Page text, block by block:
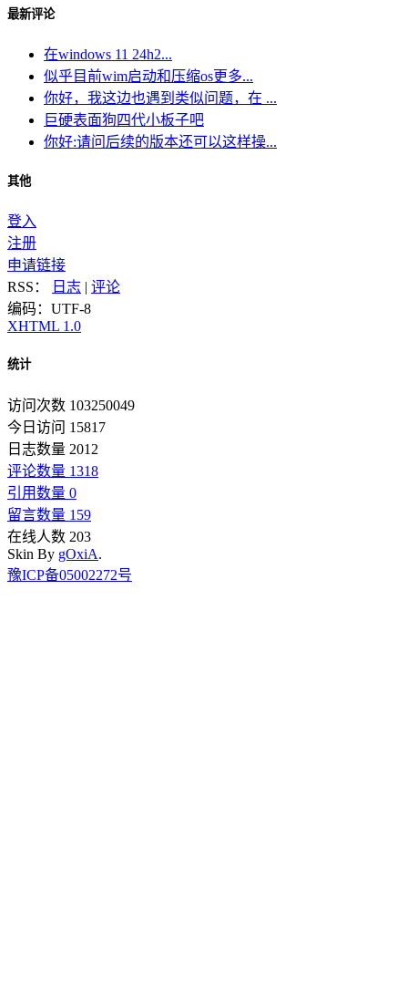
最新评论
在windows 11 24h2...
似乎目前wim启动和压缩os更多...
你好，我这边也遇到类似问题，在 ...
巨硬表面狗四代小板子吧
你好:请问后续的版本还可以这样操...
其他
登入
注册
申请链接
RSS：
日志 | 评论
编码：UTF-8
XHTML 1.0
统计
访问次数 103250049
今日访问 15817
日志数量 2012
评论数量 1318
引用数量 0
留言数量 159
在线人数 203
Skin By gOxiA.
豫ICP备05002272号